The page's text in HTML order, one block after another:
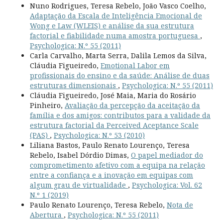
Nuno Rodrigues, Teresa Rebelo, João Vasco Coelho,
Adaptação da Escala de Inteligência Emocional de
Wong e Law (WLEIS) e análise da sua estrutura
factorial e fiabilidade numa amostra portuguesa ,
Psychologica: N.º 55 (2011)
Carla Carvalho, Marta Serra, Dalila Lemos da Silva,
Cláudia Figueiredo, Emotional Labor em
profissionais do ensino e da saúde: Análise de duas
estruturas dimensionais , Psychologica: N.º 55 (2011)
Cláudia Figueiredo, José Maia, Maria do Rosário
Pinheiro, Avaliação da percepção da aceitação da
família e dos amigos: contributos para a validade da
estrutura factorial da Perceived Aceptance Scale
(PAS) , Psychologica: N.º 53 (2010)
Liliana Bastos, Paulo Renato Lourenço, Teresa
Rebelo, Isabel Dórdio Dimas, O papel mediador do
comprometimento afetivo com a equipa na relação
entre a confiança e a inovação em equipas com
algum grau de virtualidade , Psychologica: Vol. 62
N.º 1 (2019)
Paulo Renato Lourenço, Teresa Rebelo, Nota de
Abertura , Psychologica: N.º 55 (2011)